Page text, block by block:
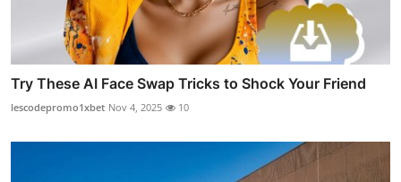
Try These AI Face Swap Tricks to Shock Your Friend
lescodepromo1xbet Nov 4, 2025 10